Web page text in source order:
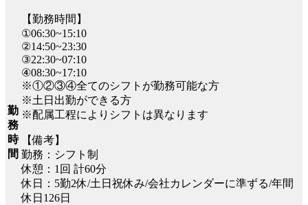
勤
務
時
間
【勤務時間】
①06:30~15:10
②14:50~23:30
③22:30~07:10
④08:30~17:10
※①②③④全てのシフトが勤務可能な方
※土日出勤ができる方
※配属工程によりシフトは異なります
【備考】
勤務：シフト制
休憩：1回 計60分
休日：5勤2休/土日祝休み/会社カレンダーに準ずる/年間
休日126日